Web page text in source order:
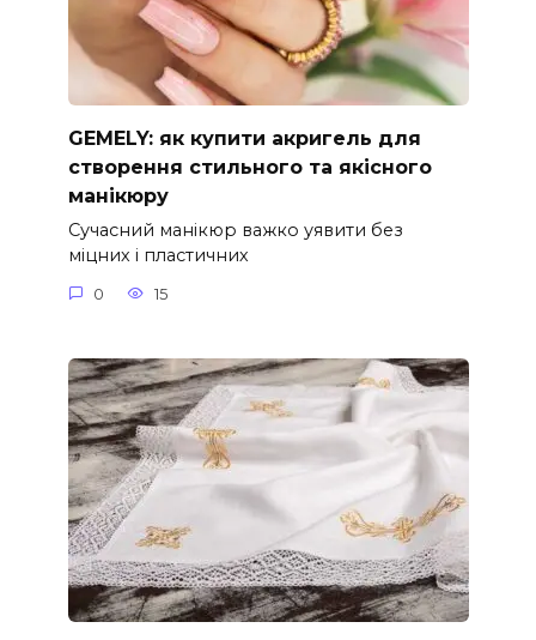
GEMELY: як купити акригель для
створення стильного та якісного
манікюру
Сучасний манікюр важко уявити без
міцних і пластичних
0 15